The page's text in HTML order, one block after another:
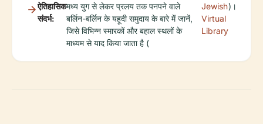
ऐतिहासिक
संदर्भ:
मध्य युग से लेकर प्रलय तक पनपने वाले
बर्लिन-बर्लिन के यहूदी समुदाय के बारे में जानें,
जिसे विभिन्न स्मारकों और बहाल स्थलों के
माध्यम से याद किया जाता है (
Jewish
Virtual
Library
)।